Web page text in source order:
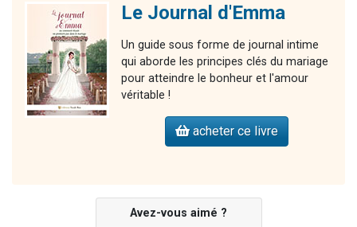
Le Journal d'Emma
Un guide sous forme de journal intime
qui aborde les principes clés du mariage
pour atteindre le bonheur et l'amour
véritable !
acheter ce livre
Avez-vous aimé ?